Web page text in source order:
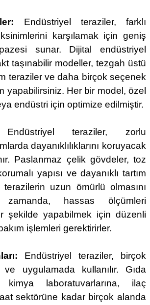
Endüstriyel teraziler, farklı
karşılamak için geniş
sunar. Dijital endüstriyel
taşınabilir modeller, tezgah üstü
teraziler ve daha birçok seçenek
yapabilirsiniz. Her bir model, özel
endüstri için optimize edilmiştir.
Endüstriyel teraziler, zorlu
dayanıklılıklarını koruyacak
Paslanmaz çelik gövdeler, toz
yapısı ve dayanıklı tartım
terazilerin uzun ömürlü olmasını
hassas ölçümleri
şekilde yapabilmek için düzenli
işlemleri gerektirirler.
Endüstriyel teraziler, birçok
uygulamada kullanılır. Gıda
kimya laboratuvarlarına, ilaç
sektörüne kadar birçok alanda